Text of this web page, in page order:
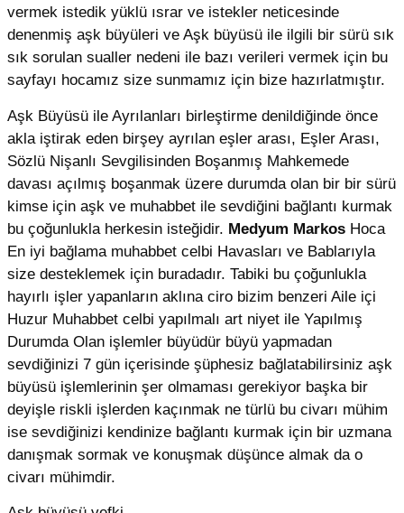
vermek istedik yüklü ısrar ve istekler neticesinde
denenmiş aşk büyüleri ve Aşk büyüsü ile ilgili bir sürü sık
sık sorulan sualler nedeni ile bazı verileri vermek için bu
sayfayı hocamız size sunmamız için bize hazırlatmıştır.
Aşk Büyüsü ile Ayrılanları birleştirme denildiğinde önce
akla iştirak eden birşey ayrılan eşler arası, Eşler Arası,
Sözlü Nişanlı Sevgilisinden Boşanmış Mahkemede
davası açılmış boşanmak üzere durumda olan bir bir sürü
kimse için aşk ve muhabbet ile sevdiğini bağlantı kurmak
bu çoğunlukla herkesin isteğidir. Medyum Markos Hoca
En iyi bağlama muhabbet celbi Havasları ve Bablarıyla
size desteklemek için buradadır. Tabiki bu çoğunlukla
hayırlı işler yapanların aklına ciro bizim benzeri Aile içi
Huzur Muhabbet celbi yapılmalı art niyet ile Yapılmış
Durumda Olan işlemler büyüdür büyü yapmadan
sevdiğinizi 7 gün içerisinde şüphesiz bağlatabilirsiniz aşk
büyüsü işlemlerinin şer olmaması gerekiyor başka bir
deyişle riskli işlerden kaçınmak ne türlü bu civarı mühim
ise sevdiğinizi kendinize bağlantı kurmak için bir uzmana
danışmak sormak ve konuşmak düşünce almak da o
civarı mühimdir.